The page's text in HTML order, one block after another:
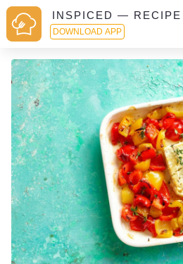
INSPICED — RECIPE
DOWNLOAD APP